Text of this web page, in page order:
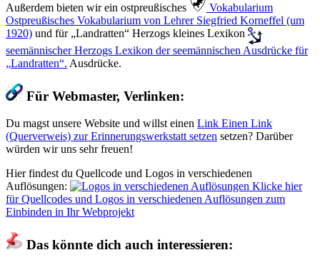
Außerdem bieten wir ein ostpreußisches
️ Vokabularium
Ostpreußisches Vokabularium von Lehrer Siegfried Korneffel (um
1920) und für Landratten Herzogs kleines Lexikon
seemännischerHerzogs Lexikon der seemännischen Ausdrücke für
Landratten . Ausdrücke.
Für Webmaster, Verlinken:
Du magst unsere Website und willst einen Link Einen Link
(Querverweis) zur Erinnerungswerkstatt setzen setzen? Darüber
würden wir uns sehr freuen!
Hier findest du Quellcode und Logos in verschiedenen
Auflösungen:
Klicke hier
für Quellcodes und Logos in verschiedenen Auflösungen zum
Einbinden in Ihr Webprojekt
Das könnte dich auch interessieren: